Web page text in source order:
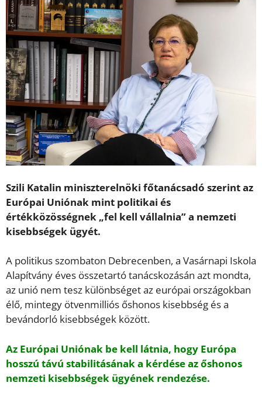
Szili Katalin miniszterelnöki főtanácsadó szerint az
Európai Uniónak mint politikai és
értékközösségnek „fel kell vállalnia” a nemzeti
kisebbségek ügyét.
A politikus szombaton Debrecenben, a Vasárnapi Iskola
Alapítvány éves összetartó tanácskozásán azt mondta,
az unió nem tesz különbséget az európai országokban
élő, mintegy ötvenmilliós őshonos kisebbség és a
bevándorló kisebbségek között.
Az Európai Uniónak be kell látnia, hogy Európa
hosszú távú stabilitásának a kérdése az őshonos
nemzeti kisebbségek ügyének rendezése.